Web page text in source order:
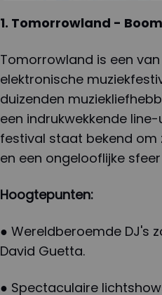
1. Tomorrowland -
Tomorrowland is een
elektronische
duizenden
een indrukwekkende
festival staat bekend om
en een ongelooflijke
Hoogtepunten:
● Wereldberoemde DJ's
David Guetta.
● Spectaculaire